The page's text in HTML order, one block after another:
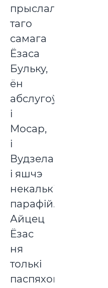
прыслалі
таго
самага
Ёзаса
Бульку,
ён
абслугоўваў
і
Мосар,
і
Вудзела,
і яшчэ
некалькі
парафій.
Айцец
Ёзас
ня
толькі
паспяхова